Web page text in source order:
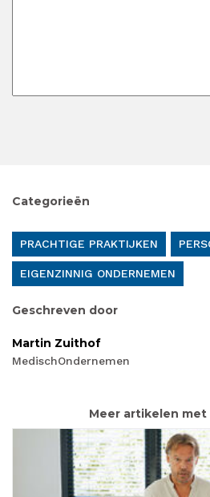
Categorieën
PRACHTIGE PRAKTIJKEN
EIGENZINNIG ONDERNEMEN
Geschreven door
Martin Zuithof
MedischOndernemen
Meer artikelen